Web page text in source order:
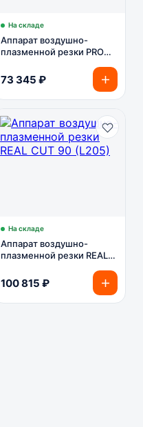
На складе
Аппарат воздушно-
плазменной резки PRO
73 345 ₽
На складе
Аппарат воздушно-
плазменной резки REAL
100 815 ₽